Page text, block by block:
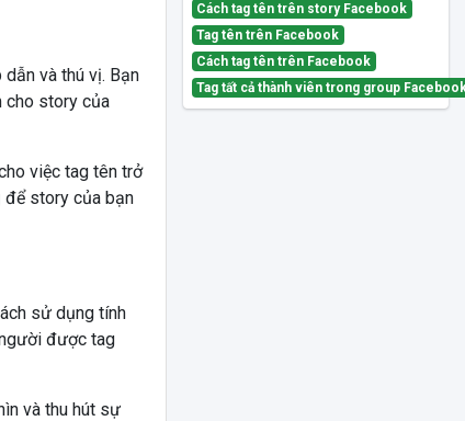
và thú vị. Bạn
cho story của
việc tag tên trở
để story của bạn
sử dụng tính
được tag
và thu hút sự
Cách tag tên trên story Facebook
Tag tên trên Facebook
Cách tag tên trên Facebook
Tag tất cả thành viên trong group